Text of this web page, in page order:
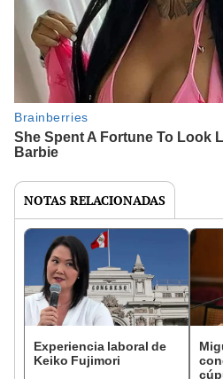
NOTAS RELACIONADAS
Experiencia laboral de
Keiko Fujimori